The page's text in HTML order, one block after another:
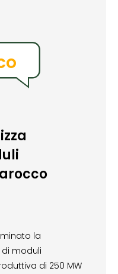
la
moduli
di 250 MW